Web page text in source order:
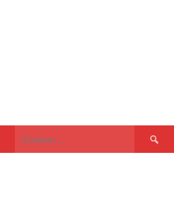
Zoeken
naar: